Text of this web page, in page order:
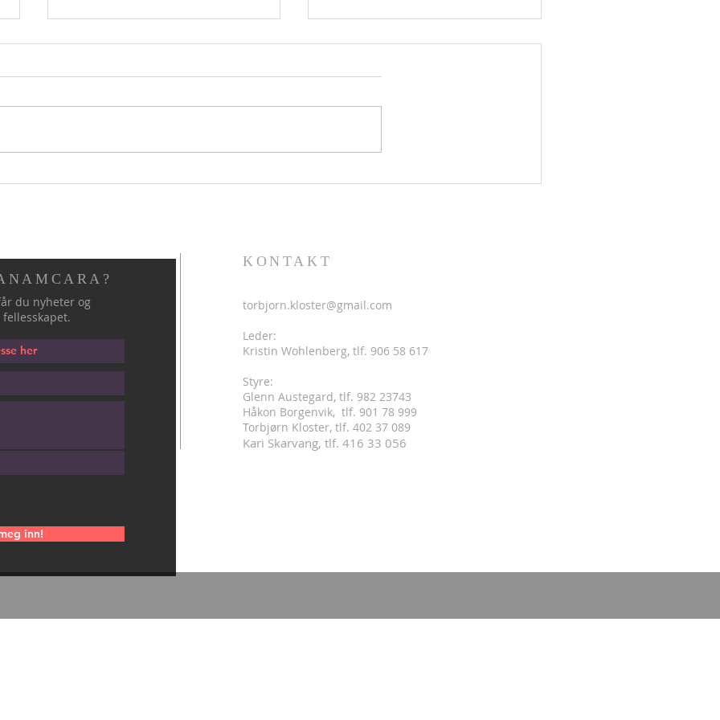
du nyheter og
inn!
KONTAKT
torbjorn.kloster@gmail.com
Leder:
Kristin Wohlenberg, tlf. 906 58 617
Styre:
Glenn Austegard, tlf. 982 23743
Håkon Borgenvik, tlf. 901 78 999
Torbjørn Kloster, tlf. 402 37 089
Kari Skarvang, tlf. 416 33 056